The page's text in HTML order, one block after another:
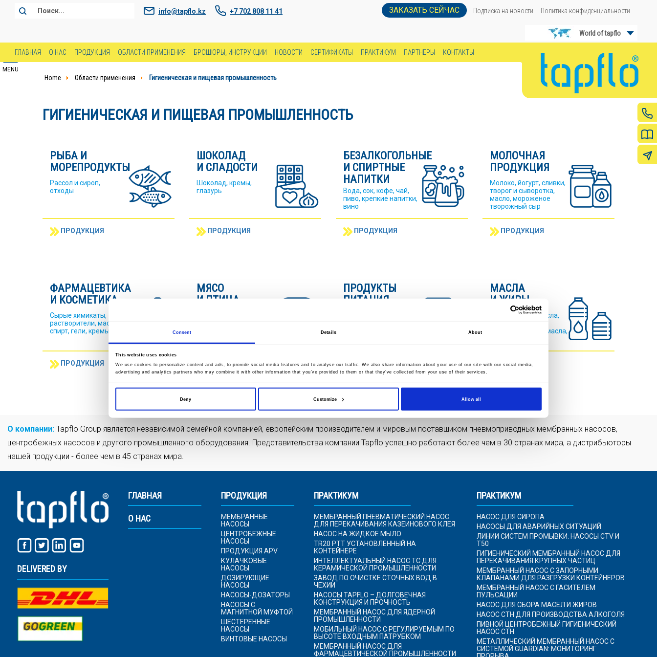
Consent Details About
This website uses cookies
We use cookies to personalize content and ads, to provide social media features and to analyse our traffic. We also share information about your use of our site with our social media,
advertising and analytics partners who may combine it with other information that you’ve provided to them or that they’ve collected from your use of their services.
Deny Customize Allow all
info@tapflo.kz +7 702 808 11 41 ЗАКАЗАТЬ СЕЙЧАС Подписка на новости Политика конфиденциальности
World of tapflo
ГЛАВНАЯ О НАС ПРОДУКЦИЯ ОБЛАСТИ ПРИМЕНЕНИЯ БРОШЮРЫ, ИНСТРУКЦИИ НОВОСТИ СЕРТИФИКАТЫ ПРАКТИКУМ ПАРТНЕРЫ КОНТАКТЫ
MENU
Home Области применения Гигиеническая и пищевая промышленность
ГИГИЕНИЧЕСКАЯ И ПИЩЕВАЯ ПРОМЫШЛЕННОСТЬ
РЫБА И
МОРЕПРОДУКТЫ
Рассол и сироп,
отходы
ПРОДУКЦИЯ
ШОКОЛАД
И СЛАДОСТИ
Шоколад, кремы,
глазурь
ПРОДУКЦИЯ
БЕЗАЛКОГОЛЬНЫЕ
И СПИРТНЫЕ
НАПИТКИ
Вода, сок, кофе, чай,
пиво, крепкие напитки,
вино
ПРОДУКЦИЯ
МОЛОЧНАЯ
ПРОДУКЦИЯ
Молоко, йогурт, сливки,
творог и сыворотка,
масло, мороженое
творожный сыр
ПРОДУКЦИЯ
ФАРМАЦЕВТИКА
И КОСМЕТИКА
Сырые химикаты,
растворители, масла,
спирт, гели, кремы
ПРОДУКЦИЯ
МЯСО
И ПТИЦА
ПРОДУКЦИЯ
ПРОДУКТЫ
ПИТАНИЯ
ПРОДУКЦИЯ
МАСЛА
И ЖИРЫ
Растительные масла,
индустриальные масла,
ПРОДУКЦИЯ
О компании: Tapflo Group является независимой семейной компанией, европейским производителем и мировым поставщиком пневмоприводных мембранных насосов,
центробежных насосов и другого промышленного оборудования. Представительства компании Tapflo успешно работают более чем в 30 странах мира, а дистрибьюторы
нашей продукции - более чем в 45 странах мира.
DELIVERED BY
ГЛАВНАЯ
О НАС
ПРОДУКЦИЯ
МЕМБРАННЫЕ
НАСОСЫ
ЦЕНТРОБЕЖНЫЕ
НАСОСЫ
ПРОДУКЦИЯ APV
КУЛАЧКОВЫЕ
НАСОСЫ
ДОЗИРУЮЩИЕ
НАСОСЫ
НАСОСЫ-ДОЗАТОРЫ
НАСОСЫ С
МАГНИТНОЙ МУФТОЙ
ШЕСТЕРЕННЫЕ
НАСОСЫ
ВИНТОВЫЕ НАСОСЫ
ПРАКТИКУМ
МЕМБРАННЫЙ ПНЕВМАТИЧЕСКИЙ НАСОС
ДЛЯ ПЕРЕКАЧИВАНИЯ КАЗЕИНОВОГО КЛЕЯ
НАСОС НА ЖИДКОЕ МЫЛО
TR20 PTT УСТАНОВЛЕННЫЙ НА
КОНТЕЙНЕРЕ
ИНТЕЛЛЕКТУАЛЬНЫЙ НАСОС TC ДЛЯ
КЕРАМИЧЕСКОЙ ПРОМЫШЛЕННОСТИ
ЗАВОД ПО ОЧИСТКЕ СТОЧНЫХ ВОД В
ЧЕХИИ
НАСОСЫ TAPFLO – ДОЛГОВЕЧНАЯ
КОНСТРУКЦИЯ И ПРОЧНОСТЬ
МЕМБРАННЫЙ НАСОС ДЛЯ ЯДЕРНОЙ
ПРОМЫШЛЕННОСТИ
МОБИЛЬНЫЙ НАСОС С РЕГУЛИРУЕМЫМ ПО
ВЫСОТЕ ВХОДНЫМ ПАТРУБКОМ
МЕМБРАННЫЙ НАСОС ДЛЯ
ФАРМАЦЕВТИЧЕСКОЙ ПРОМЫШЛЕННОСТИ
ПРАКТИКУМ
НАСОС ДЛЯ СИРОПА
НАСОСЫ ДЛЯ АВАРИЙНЫХ СИТУАЦИЙ
ЛИНИИ СИСТЕМ ПРОМЫВКИ: НАСОСЫ CTV И
T50
ГИГИЕНИЧЕСКИЙ МЕМБРАННЫЙ НАСОС ДЛЯ
ПЕРЕКАЧИВАНИЯ КРУПНЫХ ЧАСТИЦ
МЕМБРАННЫЙ НАСОС С ЗАПОРНЫМИ
КЛАПАНАМИ ДЛЯ РАЗГРУЗКИ КОНТЕЙНЕРОВ
МЕМБРАННЫЙ НАСОС С ГАСИТЕЛЕМ
ПУЛЬСАЦИИ
НАСОС ДЛЯ СБОРА МАСЕЛ И ЖИРОВ
НАСОС CTH ДЛЯ ПРОИЗВОДСТВА АЛКОГОЛЯ
ПИВНОЙ ЦЕНТРОБЕЖНЫЙ ГИГИЕНИЧЕСКИЙ
НАСОС CTH
МЕТАЛЛИЧЕСКИЙ МЕМБРАННЫЙ НАСОС С
СИСТЕМОЙ GUARDIAN: МОНИТОРИНГ